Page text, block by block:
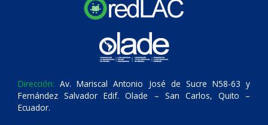
Dirección: Av. Mariscal Antonio José de Sucre N58-63 y
Fernández Salvador Edif. Olade – San Carlos, Quito –
Ecuador.